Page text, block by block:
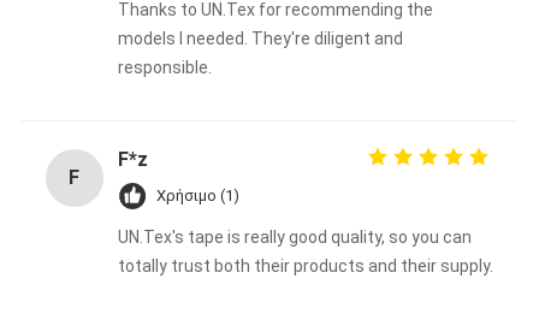
Thanks to UN.Tex for recommending the
models I needed. They're diligent and
responsible.
F
F*z
Χρήσιμο (1)
UN.Tex's tape is really good quality, so you can
totally trust both their products and their supply.